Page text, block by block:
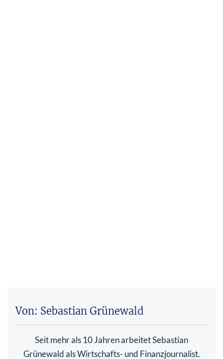
Von: Sebastian Grünewald
Seit mehr als 10 Jahren arbeitet Sebastian
Grünewald als Wirtschafts- und Finanzjournalist.